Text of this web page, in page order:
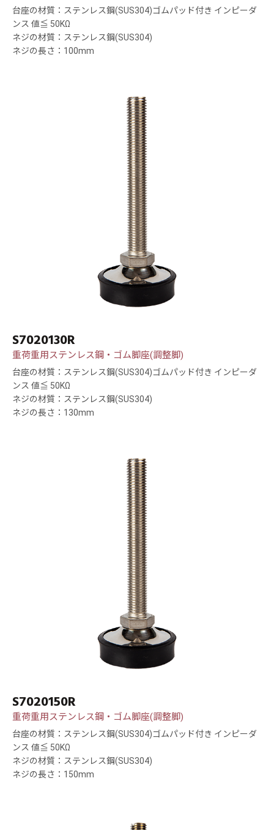
台座の材質：ステンレス鋼(SUS304)ゴムパッド付き インピーダ
ンス 値≦ 50KΩ
ネジの材質：ステンレス鋼(SUS304)
ネジの長さ：100mm
S7020130R
重荷重用ステンレス鋼・ゴム脚座(調整脚)
台座の材質：ステンレス鋼(SUS304)ゴムパッド付き インピーダ
ンス 値≦ 50KΩ
ネジの材質：ステンレス鋼(SUS304)
ネジの長さ：130mm
S7020150R
重荷重用ステンレス鋼・ゴム脚座(調整脚)
台座の材質：ステンレス鋼(SUS304)ゴムパッド付き インピーダ
ンス 値≦ 50KΩ
ネジの材質：ステンレス鋼(SUS304)
ネジの長さ：150mm